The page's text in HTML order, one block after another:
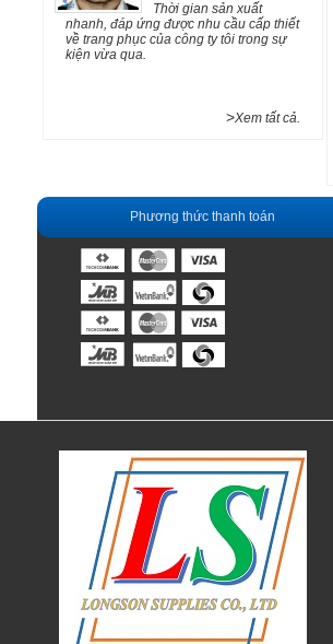
Thời gian sản xuất
nhanh, đáp ứng được nhu cầu cấp thiết
về trang phục của công ty tôi trong sự
kiện vừa qua.
>Xem tất cả.
Phương thức thanh toán